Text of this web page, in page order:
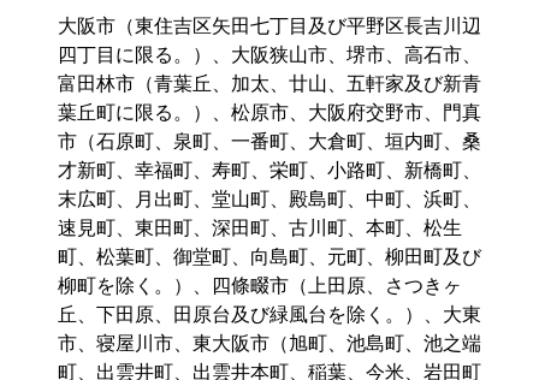
大阪市（東住吉区矢田七丁目及び平野区長吉川辺
四丁目に限る。）、大阪狭山市、堺市、高石市、
富田林市（青葉丘、加太、廿山、五軒家及び新青
葉丘町に限る。）、松原市、大阪府交野市、門真
市（石原町、泉町、一番町、大倉町、垣内町、桑
才新町、幸福町、寿町、栄町、小路町、新橋町、
末広町、月出町、堂山町、殿島町、中町、浜町、
速見町、東田町、深田町、古川町、本町、松生
町、松葉町、御堂町、向島町、元町、柳田町及び
柳町を除く。）、四條畷市（上田原、さつきヶ
丘、下田原、田原台及び緑風台を除く。）、大東
市、寝屋川市、東大阪市（旭町、池島町、池之端
町、出雲井町、出雲井本町、稲葉、今米、岩田町